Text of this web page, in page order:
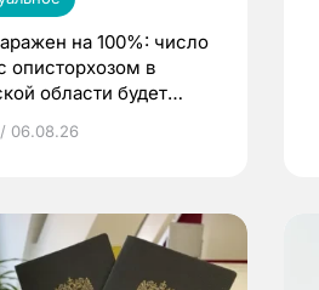
на 100%: число
описторхозом в
области будет
06.08.26